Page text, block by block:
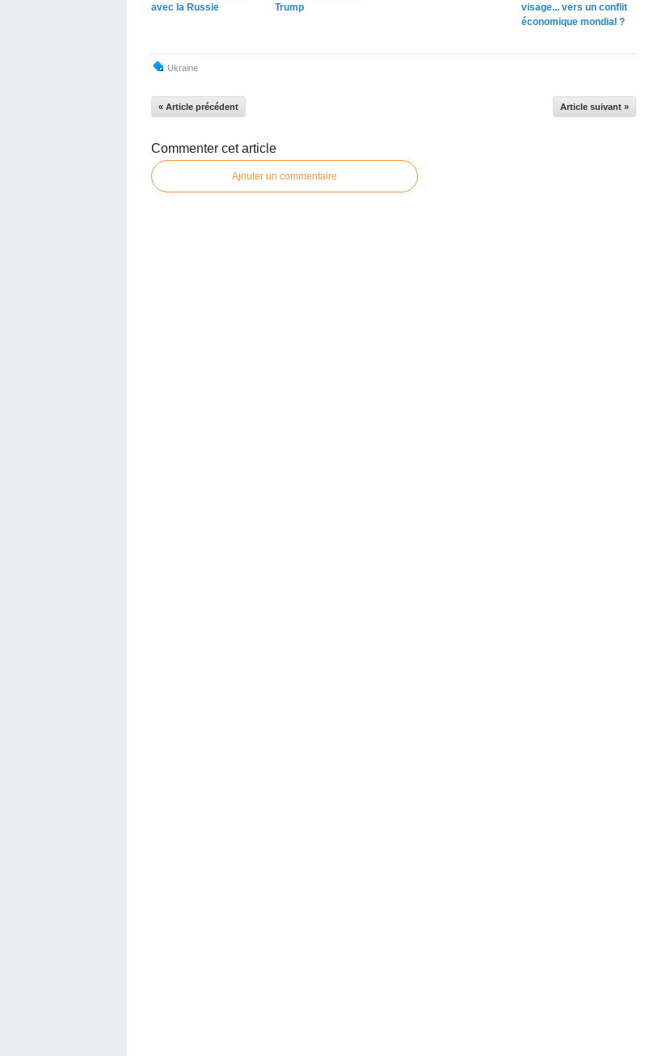
avec la Russie
Trump
visage... vers un conflit
économique mondial ?
Ukraine
« Article précédent Article suivant »
Commenter cet article
Ajouter un commentaire